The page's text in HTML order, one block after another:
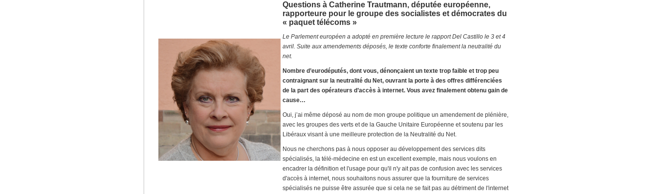
Questions à Catherine Trautmann, députée européenne,
rapporteure pour le groupe des socialistes et démocrates du
« paquet télécoms »
Le Parlement européen a adopté en première lecture le rapport Del Castillo le 3 et 4
avril. Suite aux amendements déposés, le texte conforte finalement la neutralité du
net.
Nombre d’eurodéputés, dont vous, dénonçaient un texte trop faible et trop peu
contraignant sur la neutralité du Net, ouvrant la porte à des offres différenciées
de la part des opérateurs d’accès à internet. Vous avez finalement obtenu gain de
cause…
Oui, j’ai même déposé au nom de mon groupe politique un amendement de plénière,
avec les groupes des verts et de la Gauche Unitaire Européenne et soutenu par les
Libéraux visant à une meilleure protection de la Neutralité du Net.
Nous ne cherchons pas à nous opposer au développement des services dits
spécialisés, la télé-médecine en est un excellent exemple, mais nous voulons en
encadrer la définition et l'usage pour qu'il n'y ait pas de confusion avec les services
d'accès à internet, nous souhaitons nous assurer que la fourniture de services
spécialisés ne puisse être assurée que si cela ne se fait pas au détriment de l'internet